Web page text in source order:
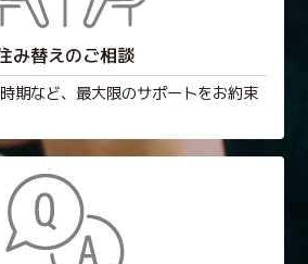
み替えのご相談
期など、最大限のサポートをお約束